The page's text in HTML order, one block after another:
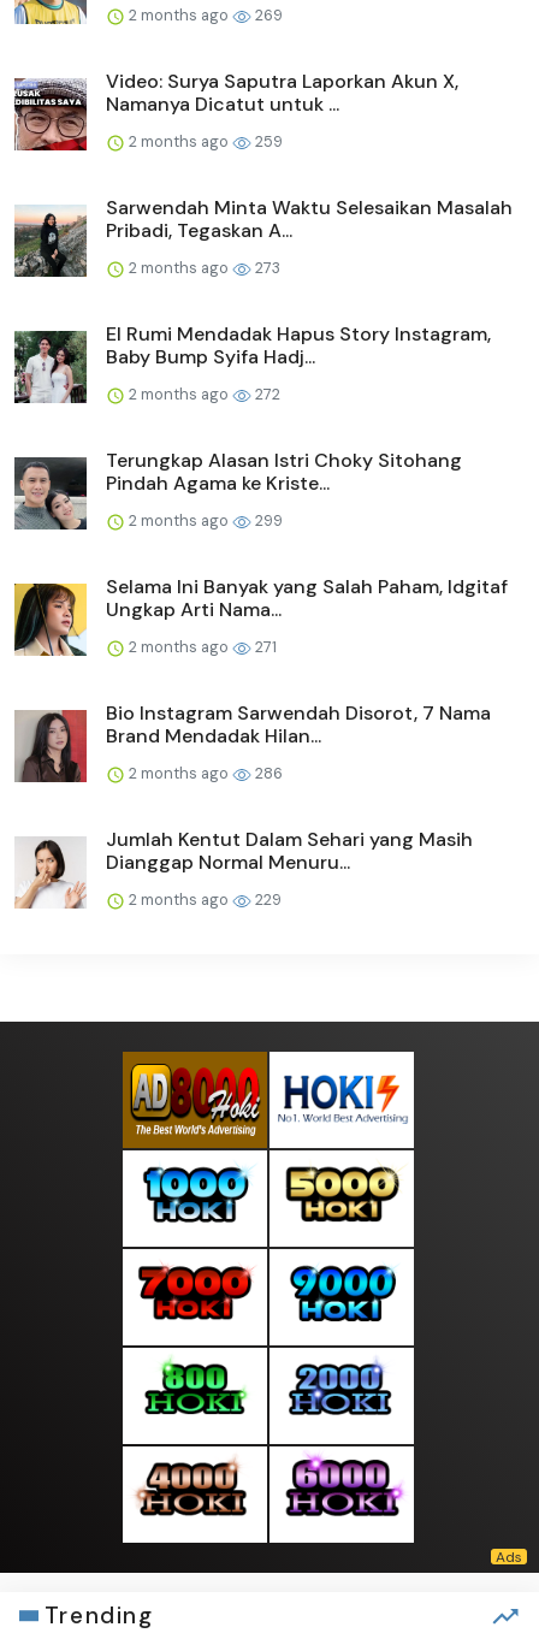
2 months ago 269
Video: Surya Saputra Laporkan Akun X,
Namanya Dicatut untuk ...
2 months ago 259
Sarwendah Minta Waktu Selesaikan Masalah
Pribadi, Tegaskan A...
2 months ago 273
El Rumi Mendadak Hapus Story Instagram,
Baby Bump Syifa Hadj...
2 months ago 272
Terungkap Alasan Istri Choky Sitohang
Pindah Agama ke Kriste...
2 months ago 299
Selama Ini Banyak yang Salah Paham, Idgitaf
Ungkap Arti Nama...
2 months ago 271
Bio Instagram Sarwendah Disorot, 7 Nama
Brand Mendadak Hilan...
2 months ago 286
Jumlah Kentut Dalam Sehari yang Masih
Dianggap Normal Menuru...
2 months ago 229
Trending